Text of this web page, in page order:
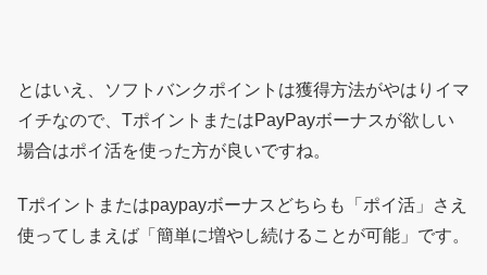
とはいえ、ソフトバンクポイントは獲得方法がやはりイマ
イチなので、TポイントまたはPayPayボーナスが欲しい
場合はポイ活を使った方が良いですね。
Tポイントまたはpaypayボーナスどちらも「ポイ活」さえ
使ってしまえば「簡単に増やし続けることが可能」です。